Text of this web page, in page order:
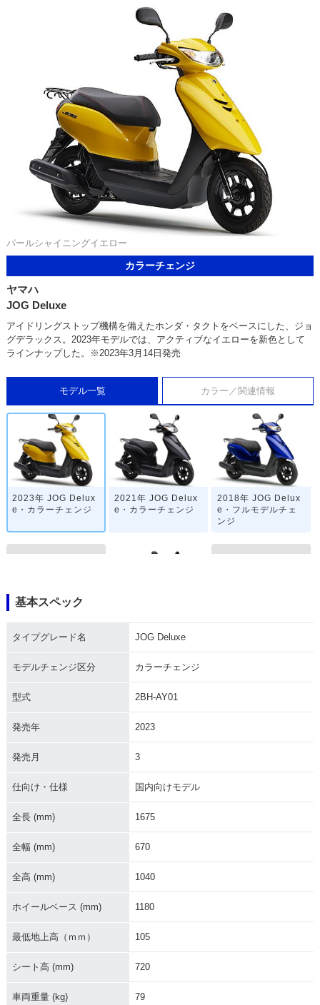
パールシャイニングイエロー
カラーチェンジ
ヤマハ
JOG Deluxe
アイドリングストップ機構を備えたホンダ・タクトをベースにした、ジョ
グデラックス。2023年モデルでは、アクティブなイエローを新色として
ラインナップした。※2023年3月14日発売
モデル一覧 カラー／関連情報
2023年 JOG Delux
e・カラーチェンジ
2021年 JOG Delux
e・カラーチェンジ
2018年 JOG Delux
e・フルモデルチェ
ンジ
e・マイナーチェン
e・追加
2015年 JOG Delux
ジ
2015年 JOG Delux
e・カラーチェンジ
e・カラーチェンジ
基本スペック
タイプグレード名 JOG Deluxe
モデルチェンジ区分 カラーチェンジ
型式 2BH-AY01
発売年 2023
発売月 3
仕向け・仕様 国内向けモデル
全長 (mm) 1675
全幅 (mm) 670
全高 (mm) 1040
ホイールベース (mm) 1180
最低地上高（ｍｍ） 105
シート高 (mm) 720
車両重量 (kg) 79